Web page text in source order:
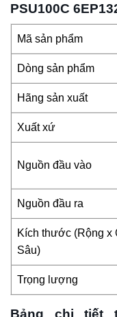
PSU100C
Mã sản phẩm
Dòng sản phẩm
Hãng sản xuất
Xuất xứ
Nguồn đầu vào
Nguồn đầu ra
Kích thước (Rộng x
Sâu)
Trọng lượng
Bảng chi tiết